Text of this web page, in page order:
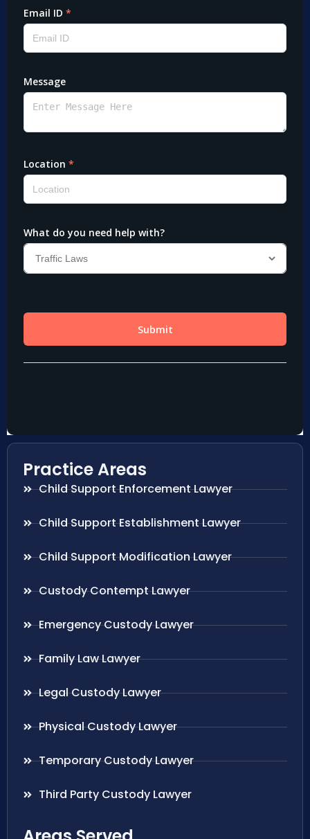
Practice Areas
Child Support Enforcement Lawyer
Child Support Establishment Lawyer
Child Support Modification Lawyer
Custody Contempt Lawyer
Emergency Custody Lawyer
Family Law Lawyer
Legal Custody Lawyer
Physical Custody Lawyer
Temporary Custody Lawyer
Third Party Custody Lawyer